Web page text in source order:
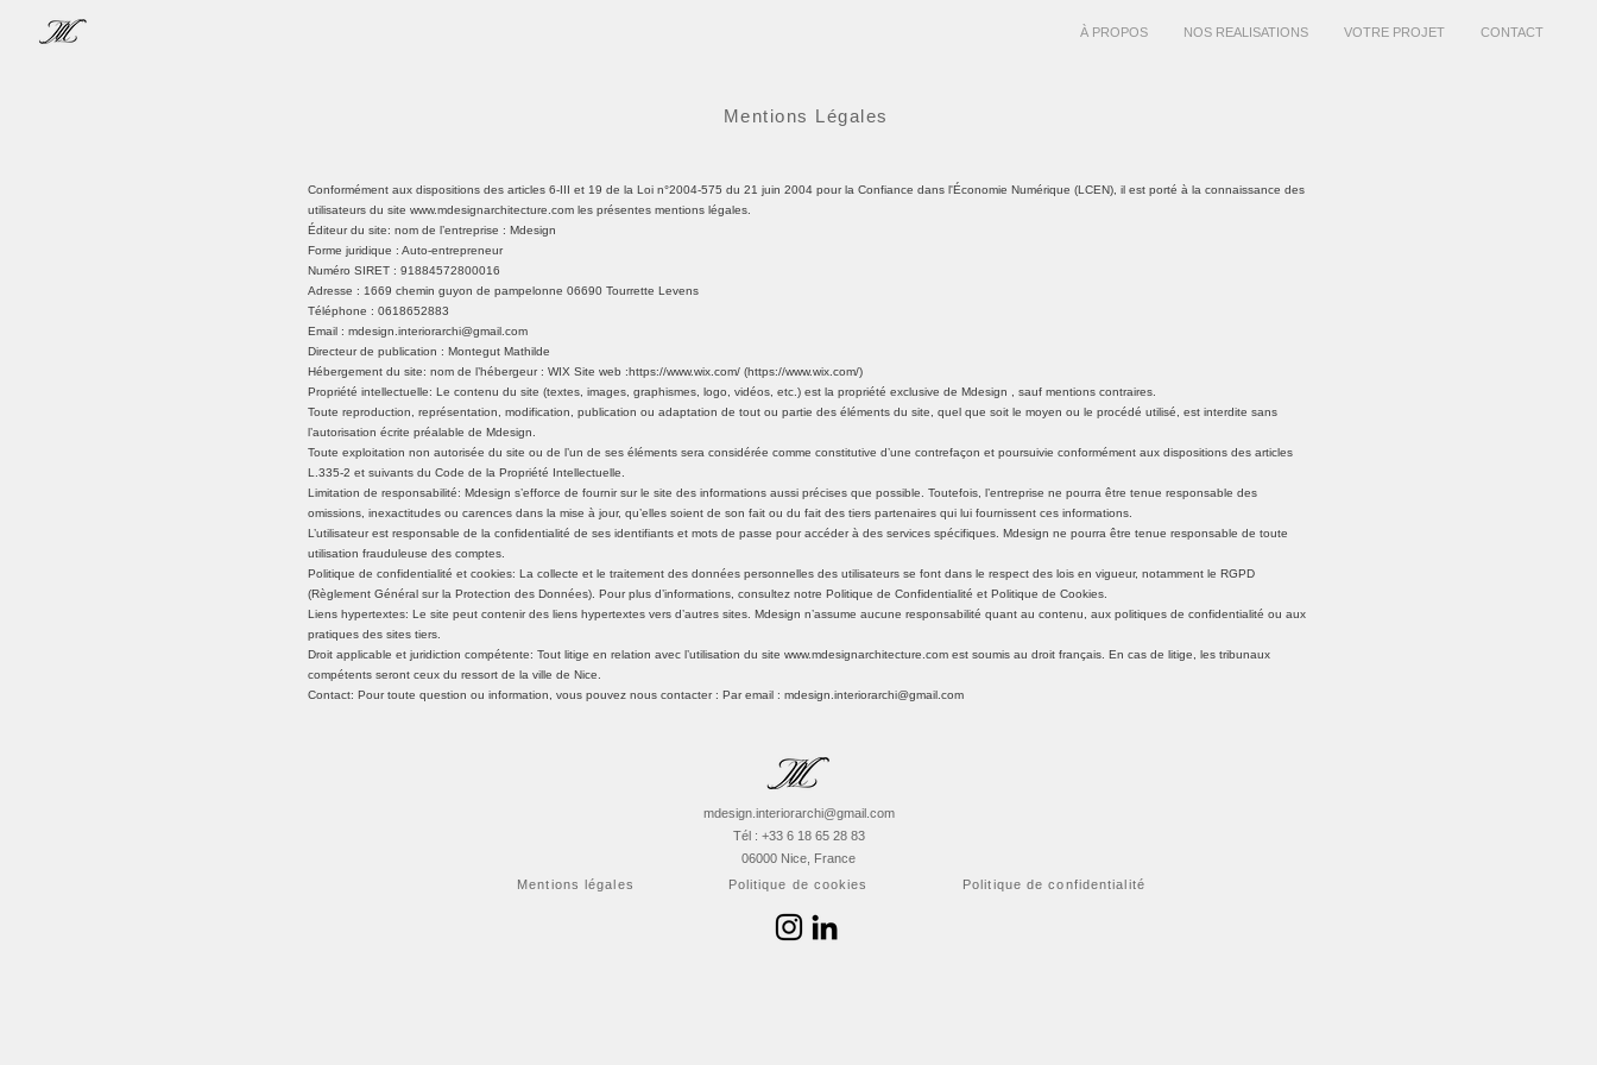
À PROPOS NOS REALISATIONS VOTRE PROJET CONTACT
Mentions Légales
Conformément aux dispositions des articles 6-III et 19 de la Loi n°2004-575 du 21 juin 2004 pour la Confiance dans l'Économie Numérique (LCEN), il est porté à la connaissance des
utilisateurs du site www.mdesignarchitecture.com les présentes mentions légales.
Éditeur du site: nom de l’entreprise : Mdesign
Forme juridique : Auto-entrepreneur
Numéro SIRET : 91884572800016
Adresse : 1669 chemin guyon de pampelonne 06690 Tourrette Levens
Téléphone : 0618652883
Email : mdesign.interiorarchi@gmail.com
Directeur de publication : Montegut Mathilde
Hébergement du site: nom de l’hébergeur : WIX Site web :https://www.wix.com/ (https://www.wix.com/)
Propriété intellectuelle: Le contenu du site (textes, images, graphismes, logo, vidéos, etc.) est la propriété exclusive de Mdesign , sauf mentions contraires.
Toute reproduction, représentation, modification, publication ou adaptation de tout ou partie des éléments du site, quel que soit le moyen ou le procédé utilisé, est interdite sans
l’autorisation écrite préalable de Mdesign.
Toute exploitation non autorisée du site ou de l’un de ses éléments sera considérée comme constitutive d’une contrefaçon et poursuivie conformément aux dispositions des articles
L.335-2 et suivants du Code de la Propriété Intellectuelle.
Limitation de responsabilité: Mdesign s’efforce de fournir sur le site des informations aussi précises que possible. Toutefois, l’entreprise ne pourra être tenue responsable des
omissions, inexactitudes ou carences dans la mise à jour, qu’elles soient de son fait ou du fait des tiers partenaires qui lui fournissent ces informations.
L’utilisateur est responsable de la confidentialité de ses identifiants et mots de passe pour accéder à des services spécifiques. Mdesign ne pourra être tenue responsable de toute
utilisation frauduleuse des comptes.
Politique de confidentialité et cookies: La collecte et le traitement des données personnelles des utilisateurs se font dans le respect des lois en vigueur, notamment le RGPD
(Règlement Général sur la Protection des Données). Pour plus d’informations, consultez notre Politique de Confidentialité et Politique de Cookies.
Liens hypertextes: Le site peut contenir des liens hypertextes vers d’autres sites. Mdesign n’assume aucune responsabilité quant au contenu, aux politiques de confidentialité ou aux
pratiques des sites tiers.
Droit applicable et juridiction compétente: Tout litige en relation avec l’utilisation du site www.mdesignarchitecture.com est soumis au droit français. En cas de litige, les tribunaux
compétents seront ceux du ressort de la ville de Nice.
Contact: Pour toute question ou information, vous pouvez nous contacter : Par email : mdesign.interiorarchi@gmail.com
mdesign.interiorarchi@gmail.com
Tél : +33 6 18 65 28 83
06000 Nice, France
Mentions légales
Politique de cookies Politique de confidentialité